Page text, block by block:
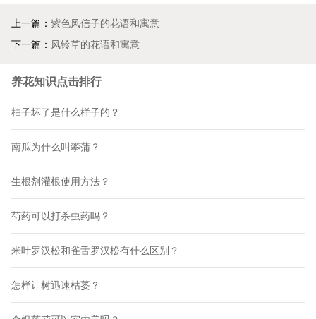
上一篇： 紫色风信子的花语和寓意
下一篇： 风铃草的花语和寓意
养花知识点击排行
柚子坏了是什么样子的？
南瓜为什么叫攀蒲？
生根剂灌根使用方法？
芍药可以打杀虫药吗？
米叶罗汉松和雀舌罗汉松有什么区别？
怎样让树迅速枯萎？